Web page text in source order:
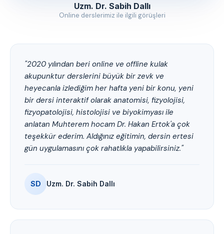
Uzm. Dr. Sabih Dallı
Online derslerimiz ile ilgili görüşleri
"2020 yılından beri online ve offline kulak
akupunktur derslerini büyük bir zevk ve
heyecanla izlediğim her hafta yeni bir konu, yeni
bir dersi interaktif olarak anatomisi, fizyolojisi,
fizyopatolojisi, histolojisi ve biyokimyası ile
anlatan Muhterem hocam Dr. Hakan Ertok'a çok
teşekkür ederim. Aldığınız eğitimin, dersin ertesi
gün uygulamasını çok rahatlıkla yapabilirsiniz."
SD Uzm. Dr. Sabih Dallı